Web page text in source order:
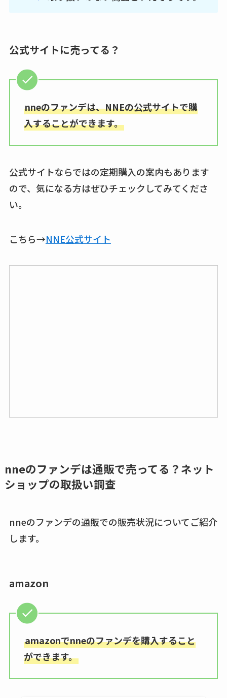
公式サイトに売ってる？
nneのファンデは、NNEの公式サイトで購
入することができます。
公式サイトならではの定期購入の案内もあります
ので、気になる方はぜひチェックしてみてくださ
い。
こちら→NNE公式サイト
nneのファンデは通販で売ってる？ネット
ショップの取扱い調査
nneのファンデの通販での販売状況についてご紹介
します。
amazon
amazonでnneのファンデを購入すること
ができます。